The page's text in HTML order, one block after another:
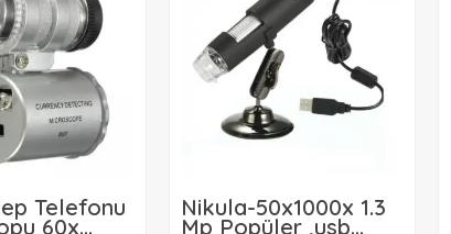
Telefonu
60x
Nikula-50x1000x 1.3
Mp Popüler ,usb